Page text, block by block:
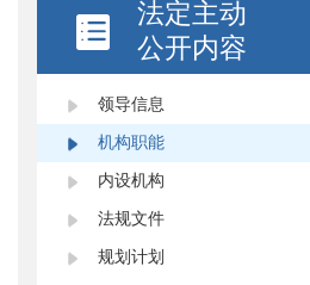
法定主动
公开内容
领导信息
机构职能
内设机构
法规文件
规划计划